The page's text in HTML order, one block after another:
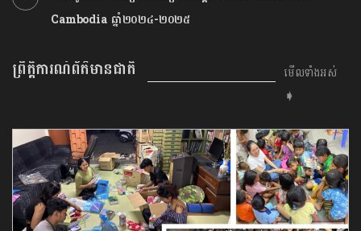
Cambodia ឆ្នាំ២០២៤-២០២៥
ព្រឹត្តិការណ៍ព័ត៌មានជាតិ
មើលទាំងអស់
➧